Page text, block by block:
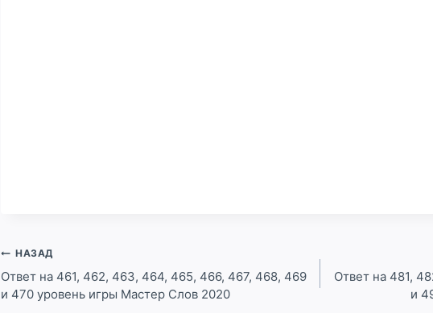
Навигация
по
записям
НАЗАД
Ответ на 461, 462, 463, 464, 465, 466, 467, 468, 469
и 470 уровень игры Мастер Слов 2020
Ответ на 481,
и